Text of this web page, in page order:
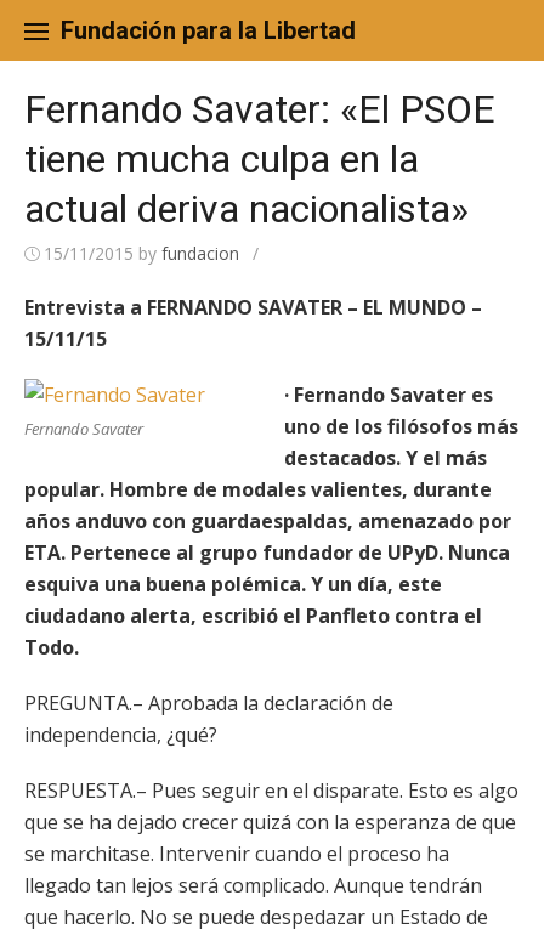
content
Fundación para la Libertad
Fernando Savater: «El PSOE
tiene mucha culpa en la
actual deriva nacionalista»
15/11/2015 by fundacion /
Entrevista a FERNANDO SAVATER – EL MUNDO –
15/11/15
Fernando Savater
· Fernando Savater es
uno de los filósofos más
destacados. Y el más
popular. Hombre de modales valientes, durante
años anduvo con guardaespaldas, amenazado por
ETA. Pertenece al grupo fundador de UPyD. Nunca
esquiva una buena polémica. Y un día, este
ciudadano alerta, escribió el Panfleto contra el
Todo.
PREGUNTA.– Aprobada la declaración de
independencia, ¿qué?
RESPUESTA.– Pues seguir en el disparate. Esto es algo
que se ha dejado crecer quizá con la esperanza de que
se marchitase. Intervenir cuando el proceso ha
llegado tan lejos será complicado. Aunque tendrán
que hacerlo. No se puede despedazar un Estado de